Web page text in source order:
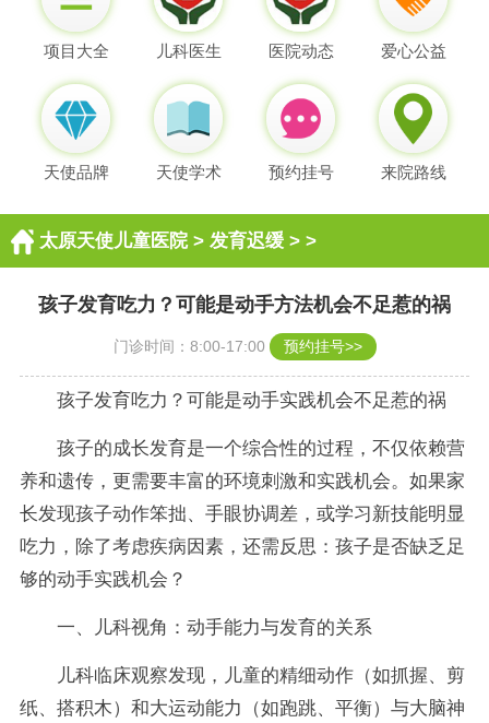
项目大全 儿科医生 医院动态 爱心公益
天使品牌 天使学术 预约挂号 来院路线
太原天使儿童医院> 发育迟缓> >
孩子发育吃力？可能是动手方法机会不足惹的祸
门诊时间：8:00-17:00 预约挂号>>
孩子发育吃力？可能是动手实践机会不足惹的祸
孩子的成长发育是一个综合性的过程，不仅依赖营
养和遗传，更需要丰富的环境刺激和实践机会。如果家
长发现孩子动作笨拙、手眼协调差，或学习新技能明显
吃力，除了考虑疾病因素，还需反思：孩子是否缺乏足
够的动手实践机会？
一、儿科视角：动手能力与发育的关系
儿科临床观察发现，儿童的精细动作（如抓握、剪
纸、搭积木）和大运动能力（如跑跳、平衡）与大脑神